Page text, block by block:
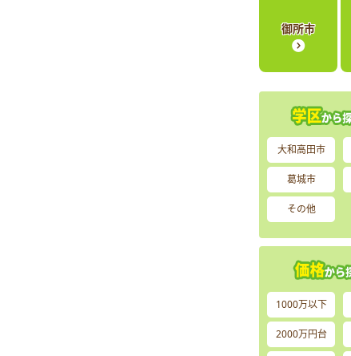
御所市
大和高田市
葛城市
その他
1000万以下
2000万円台